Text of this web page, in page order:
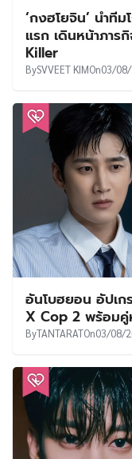
‘กงฮโยจิน’ นำที
แรก เดินหน้าภาร
Killer
BySVVEET KIMOn03/
อันโบฮยอน อัปเก
X Cop 2 พร้อม
ByTANTARATOn03/08/